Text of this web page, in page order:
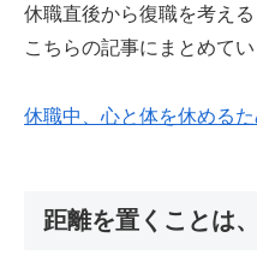
休職直後から復職を考え
こちらの記事にまとめてい
休職中、心と体を休める
距離を置くことは